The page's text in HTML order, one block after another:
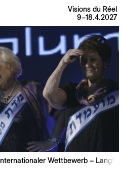
Visions du Réel
9–18.4.2027
Internationaler Wettbewerb –